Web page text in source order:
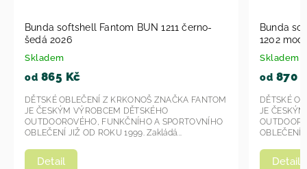
Bunda softshell Fantom dvoubarevná BUN
1202 modro-modrý melír 2026
Skladem
od870 Kč
Detail
DĚTSKÉ OBLEČENÍ Z KRKONOŠ ZNAČKA FANTOM
JE ČESKÝM VÝROBCEM DĚTSKÉHO
OUTDOOROVÉHO, FUNKČNÍHO A SPORTOVNÍHO
OBLEČENÍ JIŽ OD ROKU 1999. Zakládá si...
Bunda
modrá
od
JE